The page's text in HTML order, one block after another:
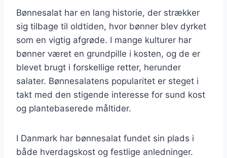
Bønnesalat har en lang historie, der strækker
sig tilbage til oldtiden, hvor bønner blev dyrket
som en vigtig afgrøde. I mange kulturer har
bønner været en grundpille i kosten, og de er
blevet brugt i forskellige retter, herunder
salater. Bønnesalatens popularitet er steget i
takt med den stigende interesse for sund kost
og plantebaserede måltider.
I Danmark har bønnesalat fundet sin plads i
både hverdagskost og festlige anledninger.